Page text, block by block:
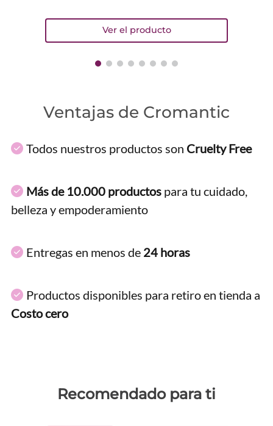
Ventajas de Cromantic
Todos nuestros productos son Cruelty Free
Más de 10.000 productos para tu cuidado,
belleza y empoderamiento
Entregas en menos de 24 horas
Productos disponibles para retiro en tienda a
Costo cero
Recomendado para ti